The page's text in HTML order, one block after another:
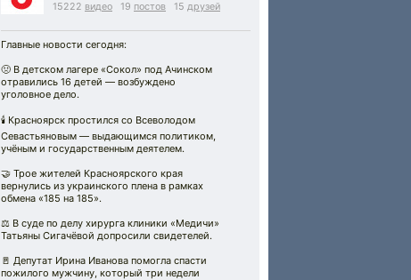
15222 видео 19 постов 15 друзей
Главные новости сегодня:
🤢 В детском лагере «Сокол» под Ачинском
отравились 16 детей — возбуждено
уголовное дело.
🕯️ Красноярск простился со Всеволодом
Севастьяновым — выдающимся политиком,
учёным и государственным деятелем.
🤝 Трое жителей Красноярского края
вернулись из украинского плена в рамках
обмена «185 на 185».
⚖️ В суде по делу хирурга клиники «Медичи»
Татьяны Сигачёвой допросили свидетелей.
🚪 Депутат Ирина Иванова помогла спасти
пожилого мужчину, который три недели